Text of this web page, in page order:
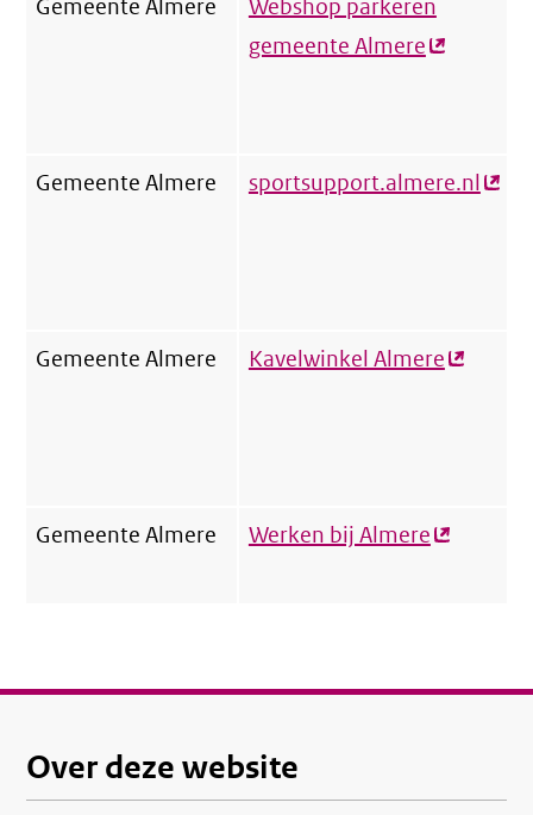
Gemeente Almere
Webshop parkeren
gemeente Almere(externe
Gemeente Almere sportsupport.almere.nl
Gemeente Almere Kavelwinkel Almere(externe
Gemeente Almere Werken bij Almere(externe
Over deze website